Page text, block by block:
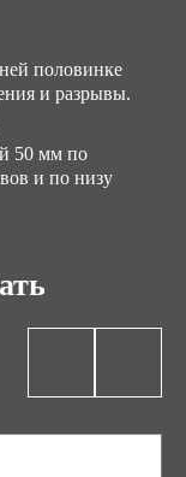
половинке
и разрывы.
50 мм по
и по низу